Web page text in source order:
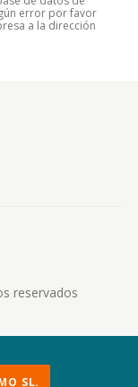
error por favor
a la dirección
reservados
SL.